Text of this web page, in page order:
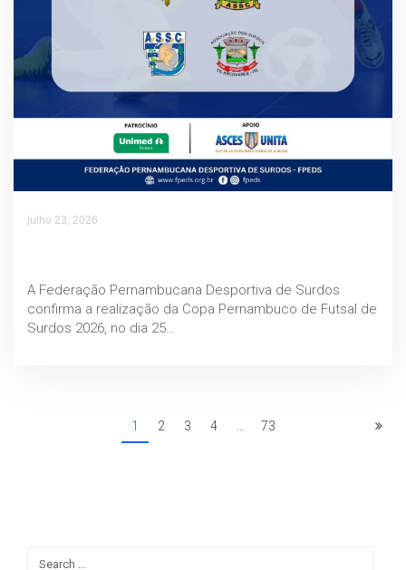
julho 23, 2026
A Federação Pernambucana Desportiva de Surdos
confirma a realização da Copa Pernambuco de Futsal de
Surdos 2026, no dia 25…
1 2 3 4 73